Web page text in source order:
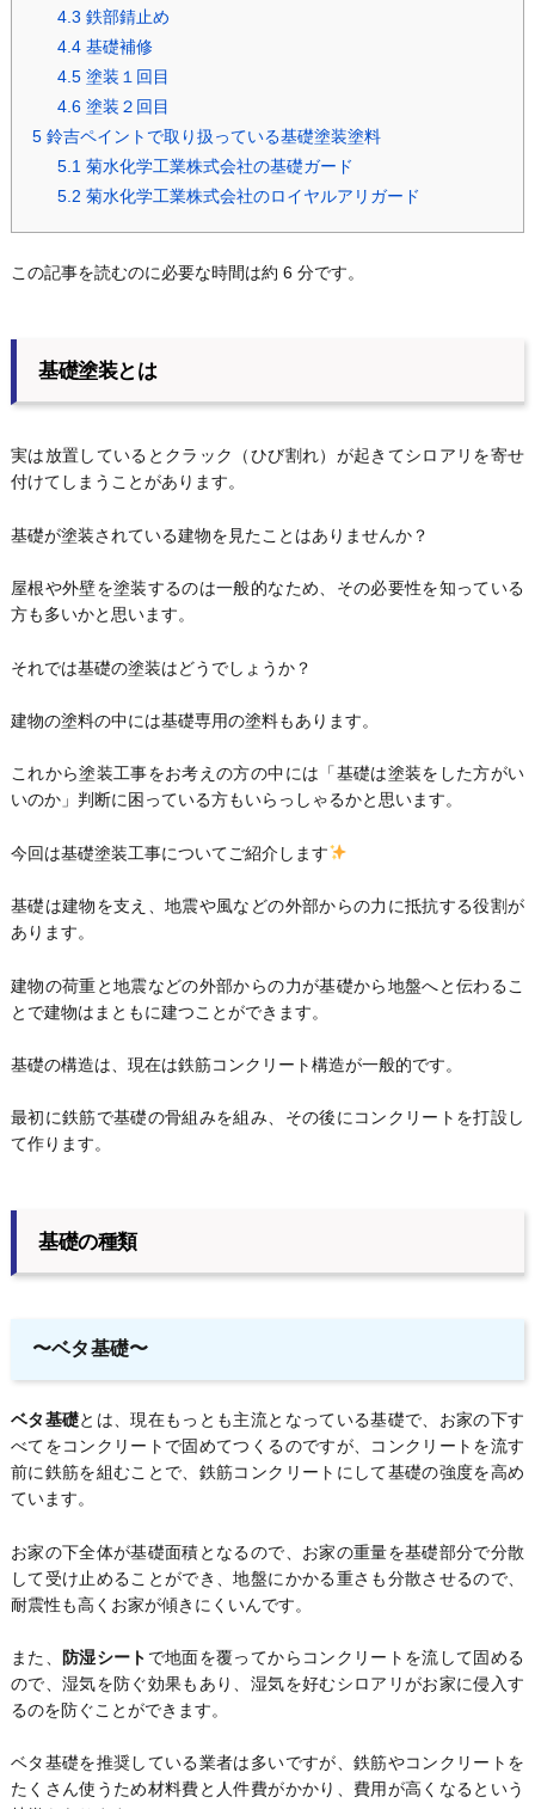
4.3 鉄部錆止め
4.4基礎補修
4.5塗装１回目
4.6塗装２回目
5鈴吉ペイントで取り扱っている基礎塗装塗料
5.1 菊水化学工業株式会社の基礎ガード
5.2 菊水化学工業株式会社のロイヤルアリガード
この記事を読むのに必要な時間は約 6 分です。
基礎塗装とは
実は放置しているとクラック（ひび割れ）が起きてシロアリを寄せ
付けてしまうことがあります。
基礎が塗装されている建物を見たことはありませんか？
屋根や外壁を塗装するのは一般的なため、その必要性を知っている
方も多いかと思います。
それでは基礎の塗装はどうでしょうか？
建物の塗料の中には基礎専用の塗料もあります。
これから塗装工事をお考えの方の中には「基礎は塗装をした方がい
いのか」判断に困っている方もいらっしゃるかと思います。
今回は基礎塗装工事についてご紹介します
基礎は建物を支え、地震や風などの外部からの力に抵抗する役割が
あります。
建物の荷重と地震などの外部からの力が基礎から地盤へと伝わるこ
とで建物はまともに建つことができます。
基礎の構造は、現在は鉄筋コンクリート構造が一般的です。
最初に鉄筋で基礎の骨組みを組み、その後にコンクリートを打設し
て作ります。
基礎の種類
〜ベタ基礎〜
ベタ基礎とは、現在もっとも主流となっている基礎で、お家の下す
べてをコンクリートで固めてつくるのですが、コンクリートを流す
前に鉄筋を組むことで、鉄筋コンクリートにして基礎の強度を高め
ています。
お家の下全体が基礎面積となるので、お家の重量を基礎部分で分散
して受け止めることができ、地盤にかかる重さも分散させるので、
耐震性も高くお家が傾きにくいんです。
また、 防湿シート で地面を覆ってからコンクリートを流して固める
ので、湿気を防ぐ効果もあり、湿気を好むシロアリがお家に侵入す
るのを防ぐことができます。
ベタ基礎を推奨している業者は多いですが、鉄筋やコンクリートを
たくさん使うため材料費と人件費がかかり、費用が高くなるという